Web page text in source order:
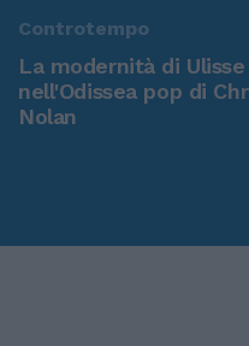
Controtempo
La modernità di Ulisse
nell'Odissea pop di
Nolan